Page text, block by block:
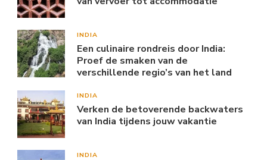
INDIA
Een culinaire rondreis door India:
Proef de smaken van de
verschillende regio’s van het land
INDIA
Verken de betoverende backwaters
van India tijdens jouw vakantie
INDIA